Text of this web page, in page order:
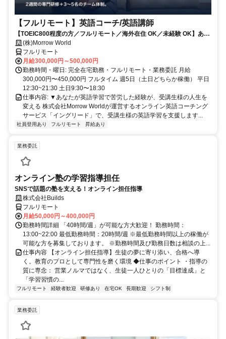
【フルリモート】英語コーチ/英語講師
【TOEIC800程度の方／フルリモート／海外在住 OK／未経験 OK】あな
たが英語学習で経験した失敗も成功も。すべてが、受講生の人生を変え
るお仕事です。
(株)Morrow World
フルリモート
月給300,000円～500,000円
勤務時間・曜日: 完全在宅勤務・フルリモート・業務委託 月給
300,000円〜450,000円 フルタイム 週5日（土日どちらか稼働） 平日
12:30~21:30 土日9:30〜18:30
仕事内容: ▼あなたが英語学習で苦労した経験が、受講生様の人生を
変える 株式会社Morrow Worldが運営するオンライン英語コーチング
サービス「イングリード」で、受講生様の英語学習を支援します...
社員登用あり フルリモート 昇給あり
業務委託
オンライン塾の学習指導担任
SNSで話題の塾を支える！オンライン担任指導
株式会社Builds
フルリモート
月給50,000円～400,000円
勤務時間詳細 「40時間/週」が可能な方大歓迎！ 勤務時間：
13:00~22:00 最低勤務時間：20時間/週 ※最低勤務時間以上の稼働が
可能な方を募集しております。 ※勤務時間及び勤務日数は相談の上...
仕事内容 【オンライン担任指導】生徒の夢に寄り添い、合格へ導
く。教育のプロとして専門性を磨く環境 ◆仕事のポイント ・指導の
質に専念： 営業ノルマではなく、生徒一人ひとりの「目標達成」と
「学習習慣の...
フルリモート 経験者歓迎 研修あり 在宅OK 長期歓迎 シフト制
業務委託